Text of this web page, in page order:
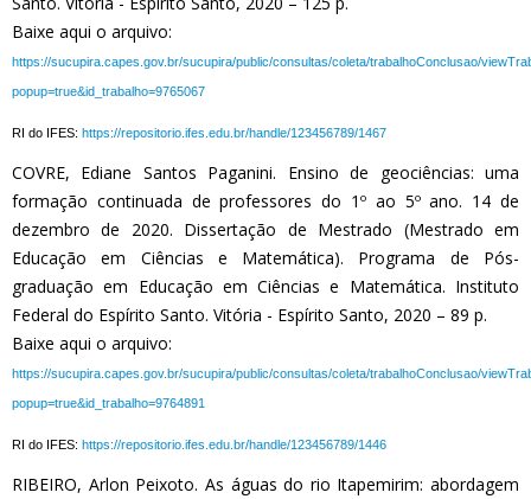
Baixe aqui o arquivo:
https://sucupira.capes.gov.br/sucupira/public/consultas/coleta/trabalhoConclusao/
popup=true&id_trabalho=9765067
RI do IFES: https://repositorio.ifes.edu.br/handle/123456789/1467
COVRE, Ediane Santos Paganini. Ensino de geociências: uma
formação continuada de professores do 1º ao 5º ano. 14 de
dezembro de 2020. Dissertação de Mestrado (Mestrado em
Educação em Ciências e Matemática). Programa de Pós-
graduação em Educação em Ciências e Matemática. Instituto
Federal do Espírito Santo. Vitória - Espírito Santo, 2020 – 89 p.
Baixe aqui o arquivo:
https://sucupira.capes.gov.br/sucupira/public/consultas/coleta/trabalhoConclusao/
popup=true&id_trabalho=9764891
RI do IFES: https://repositorio.ifes.edu.br/handle/123456789/1446
RIBEIRO, Arlon Peixoto. As águas do rio Itapemirim: abordagem